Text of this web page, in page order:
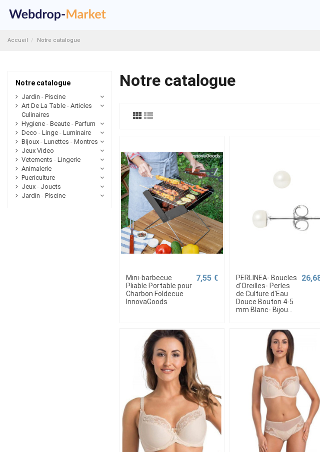
Accueil Notre catalogue
Notre catalogue
Mini-barbecue
Pliable Portable pour
Charbon Foldecue
InnovaGoods
7,55 €
PERLINEA- Boucles
d'Oreilles- Perles
de Culture d'Eau
Douce Bouton 4-5
mm Blanc- Bijou...
Notre catalogue
Jardin - Piscine
Art De La Table - Articles
Culinaires
Hygiene - Beaute - Parfum
Deco - Linge - Luminaire
Bijoux - Lunettes - Montres
Jeux Video
Vetements - Lingerie
Animalerie
Puericulture
Jeux - Jouets
Jardin - Piscine